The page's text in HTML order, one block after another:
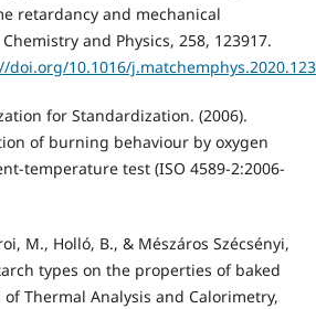
retardancy and mechanical
and Physics, 258, 123917.
10.1016/
for Standardization. (2006).
of burning behaviour by oxygen
temperature test (ISO 4589-2:2006-
M., Holló, B., & Mészáros Szécsényi,
types on the properties of baked
Thermal Analysis and Calorimetry,